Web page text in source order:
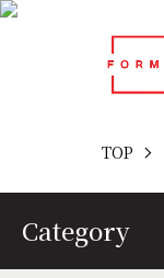
Category
TOP